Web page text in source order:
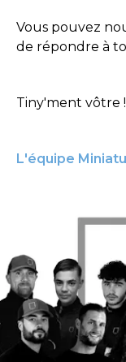
Vous pouvez
de répondre à
Tiny'ment vôtre !
L'équipe